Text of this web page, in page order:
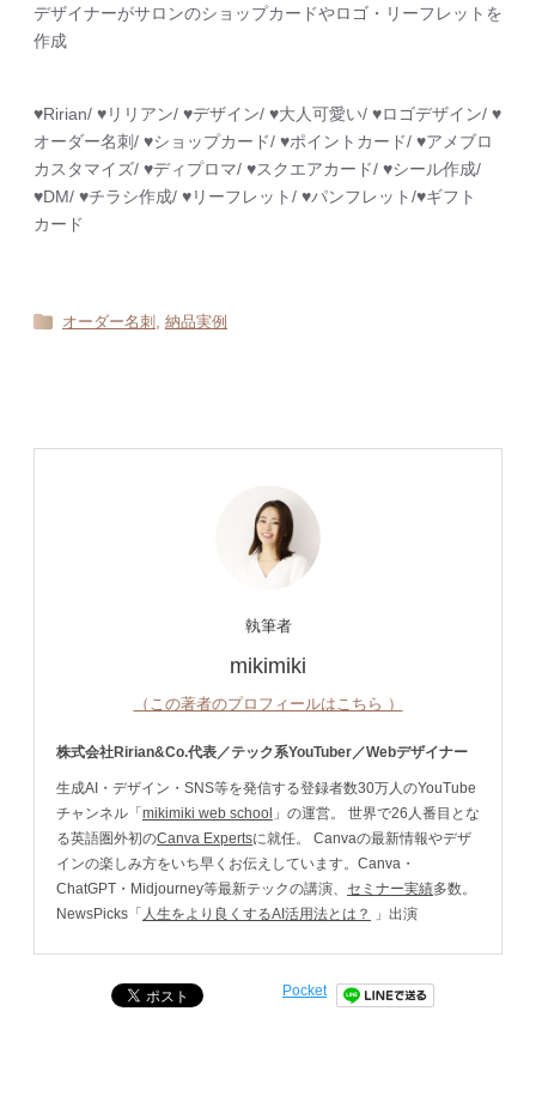
デザイナーがサロンのショップカードやロゴ・リーフレットを
作成
♥︎Ririan/ ♥︎リリアン/ ♥︎デザイン/ ♥︎大人可愛い/ ♥︎ロゴデザイン/ ♥︎
オーダー名刺/ ♥︎ショップカード/ ♥︎ポイントカード/ ♥︎アメブロ
カスタマイズ/ ♥︎ディプロマ/ ♥︎スクエアカード/ ♥︎シール作成/
♥︎DM/ ♥︎チラシ作成/ ♥︎リーフレット/ ♥︎パンフレット/♥︎ギフト
カード
オーダー名刺 納品実例
執筆者
mikimiki
（この著者のプロフィールはこちら ）
株式会社Ririan&Co.代表／テック系YouTuber／Webデザイナー
生成AI・デザイン・SNS等を発信する登録者数30万人のYouTube
チャンネル「 mikimiki web school 」の運営。 世界で26人番目とな
る英語圏外初のCanva Expertsに就任。 Canvaの最新情報やデザ
インの楽しみ方をいち早くお伝えしています。Canva・
ChatGPT・Midjourney等最新テックの講演、 セミナー実績多数。
NewsPicks「 人生をより良くするAI活用法とは？ 」出演
Pocket